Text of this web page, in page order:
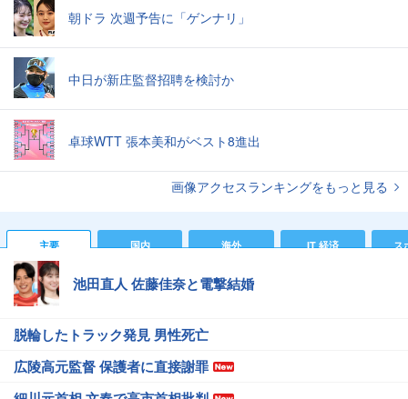
朝ドラ 次週予告に「ゲンナリ」
中日が新庄監督招聘を検討か
卓球WTT 張本美和がベスト8進出
画像アクセスランキングをもっと見る
主要 国内 海外 IT 経済 ス
池田直人 佐藤佳奈と電撃結婚
脱輪したトラック発見 男性死亡
広陵高元監督 保護者に直接謝罪